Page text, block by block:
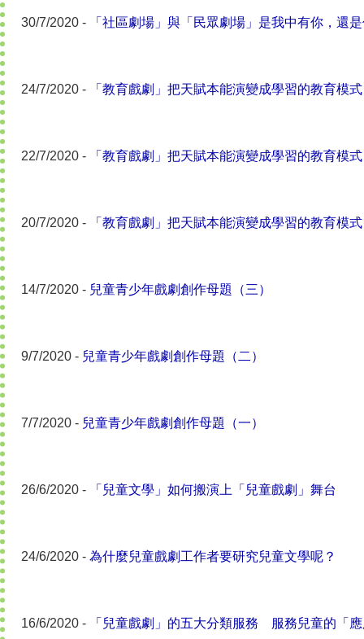
30/7/2020 - 「社區劇場」與「民眾劇場」是我中有你，還
24/7/2020 - 「教育戲劇」把天賦本能演變成學習的教育模
22/7/2020 - 「教育戲劇」把天賦本能演變成學習的教育模
20/7/2020 - 「教育戲劇」把天賦本能演變成學習的教育模
14/7/2020 - 兒童青少年戲劇創作母題（三）
9/7/2020 - 兒童青少年戲劇創作母題（二）
7/7/2020 - 兒童青少年戲劇創作母題（一）
26/6/2020 - 「兒童文學」如何搬演上「兒童戲劇」舞台
24/6/2020 - 為什麼兒童戲劇工作者要研究兒童文學呢？
16/6/2020 - 「兒童戲劇」的五大分類服務 服務兒童的「